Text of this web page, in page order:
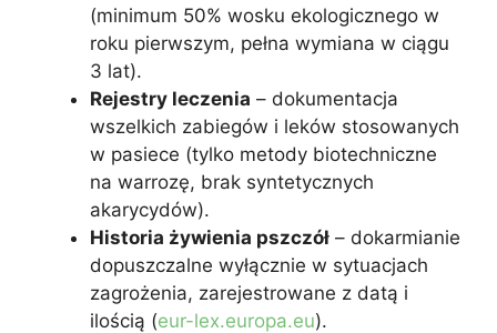
(minimum 50% wosku ekologicznego w
roku pierwszym, pełna wymiana w ciągu
3 lat).
Rejestry leczenia – dokumentacja
wszelkich zabiegów i leków stosowanych
w pasiece (tylko metody biotechniczne
na warrozę, brak syntetycznych
akarycydów).
Historia żywienia pszczół – dokarmianie
dopuszczalne wyłącznie w sytuacjach
zagrożenia, zarejestrowane z datą i
ilością (eur-lex.europa.eu).